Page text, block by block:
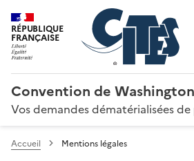
RÉPUBLIQUE
FRANÇAISE
Convention de Washington
Vos demandes dématérialisées
Accueil Mentions légales